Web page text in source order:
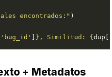
encontrados:"
'bug_id' } , Similitud: {dup[
+ Metadatos